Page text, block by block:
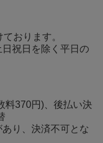
おります。
祝日を除く平日の
料370円)、後払い決
り、決済不可とな